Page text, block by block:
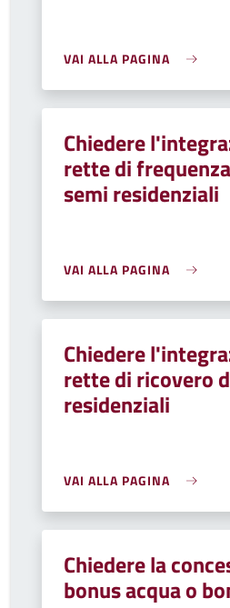
VAI ALLA PAGINA
Chiedere
rette di
semi residenziali
VAI ALLA PAGINA
Chiedere
rette di ricovero
residenziali
VAI ALLA PAGINA
Chiedere la
bonus acqua o